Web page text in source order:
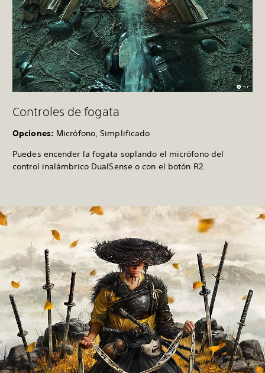
Controles de fogata
Opciones: Micrófono, Simplificado
Puedes encender la fogata soplando el micrófono del
control inalámbrico DualSense o con el botón R2.